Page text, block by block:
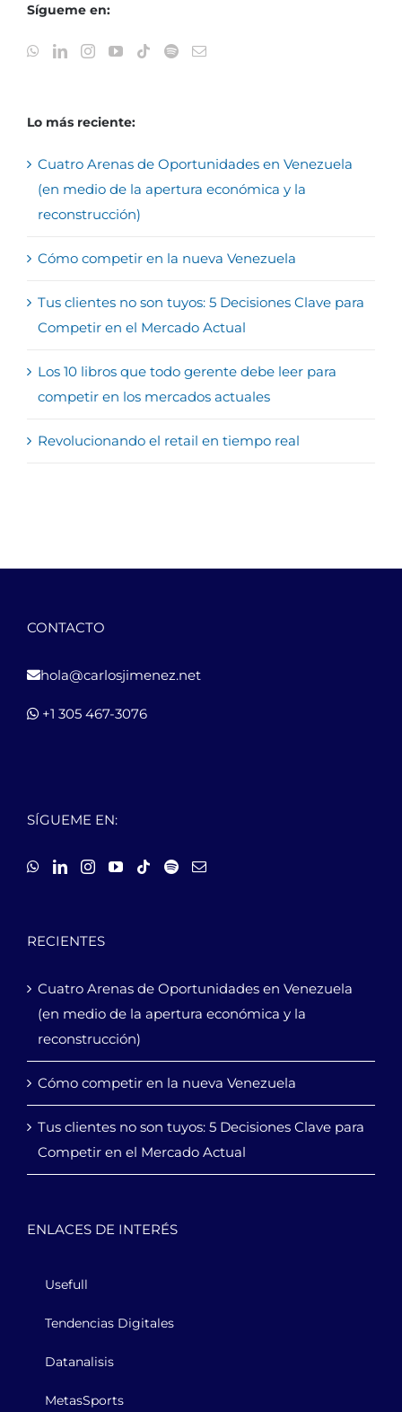
Sígueme en:
Lo más reciente:
Cuatro Arenas de Oportunidades en Venezuela
(en medio de la apertura económica y la
reconstrucción)
Cómo competir en la nueva Venezuela
Tus clientes no son tuyos: 5 Decisiones Clave para
Competir en el Mercado Actual
Los 10 libros que todo gerente debe leer para
competir en los mercados actuales
Revolucionando el retail en tiempo real
CONTACTO
hola@carlosjimenez.net
+1 305 467-3076
SÍGUEME EN:
RECIENTES
Cuatro Arenas de Oportunidades en Venezuela
(en medio de la apertura económica y la
reconstrucción)
Cómo competir en la nueva Venezuela
Tus clientes no son tuyos: 5 Decisiones Clave para
Competir en el Mercado Actual
ENLACES DE INTERÉS
Usefull
Tendencias Digitales
Datanalisis
MetasSports